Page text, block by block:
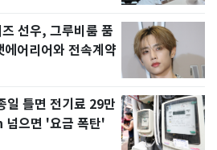
선우, 그루비룸 품
어리어와 전속계약
일 틀면 전기료 29만
으면 '요금 폭탄'